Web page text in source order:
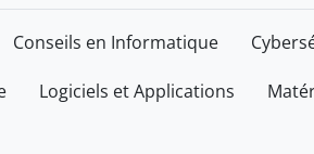
Conseils en Informatique
Logiciels et Applications